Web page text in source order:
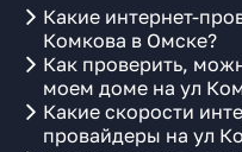
Какие интернет-
Комкова в Омске?
Как проверить,
моем доме на ул
Какие скорости
провайдеры на ул